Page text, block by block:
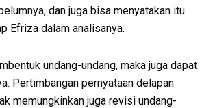
dan juga bisa menyatakan itu
Efriza dalam analisanya.
undang-undang, maka juga dapat
Pertimbangan pernyataan delapan
memungkinkan juga revisi undang-